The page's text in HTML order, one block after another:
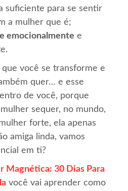
suficiente para se sentir
a mulher que é;
emocionalmente e
que você se transforme e
quer… e esse
de você, porque
sequer, no mundo,
forte, ela apenas
amiga linda, vamos
em ti?
Magnética: 30 Dias Para
você vai aprender como